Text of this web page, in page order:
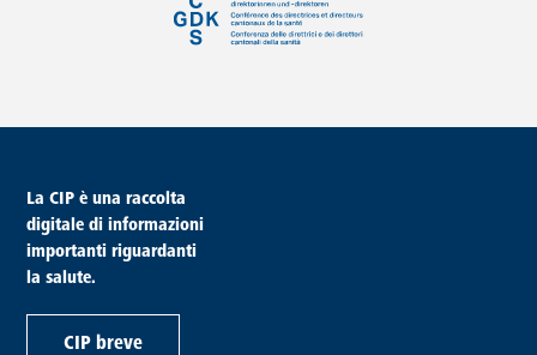
piè di pagina
La CIP è una raccolta
digitale di informazioni
importanti riguardanti
la salute.
CIP breve